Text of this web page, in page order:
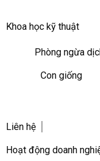
Khoa học kỹ thuật
Phòng ngừa
Con giống
Liên hệ
Hoạt động doanh